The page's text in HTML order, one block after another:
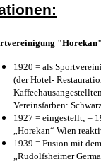
1920 = als
(der Hotel-
Vereinsfarben:
1927 = eingestellt; –
„Horekan“ Wien
1939 = Fusion mit
„Rudolfsheimer